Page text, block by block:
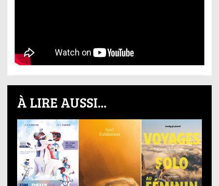
À LIRE AUSSI...